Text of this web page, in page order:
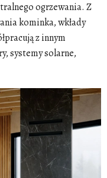
ogrzewania. Z
kominka, wkłady
z innym
systemy solarne,